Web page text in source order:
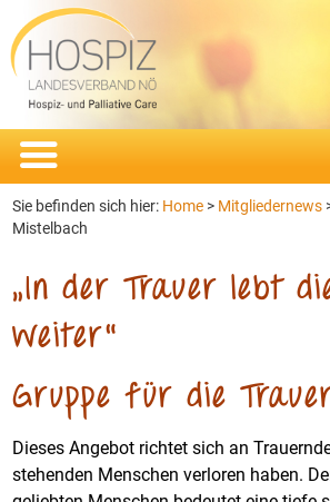

Sie befinden sich hier: Home > Mitgliedernews
Mistelbach
„In der Trauer lebt
weiter“
Gruppe für die
Dieses Angebot richtet sich an
stehenden Menschen verloren haben.